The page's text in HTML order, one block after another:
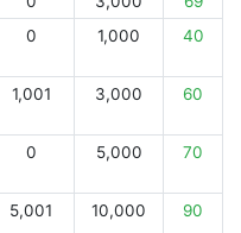
0 1,000 40
1,001 3,000 60
0 5,000 70
5,001 10,000 90